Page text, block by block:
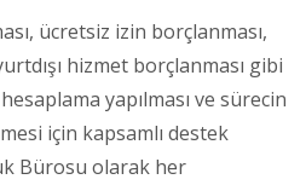
ücretsiz izin borçlanması,
hizmet borçlanması gibi
yapılması ve sürecin
için kapsamlı destek
Bürosu olarak her